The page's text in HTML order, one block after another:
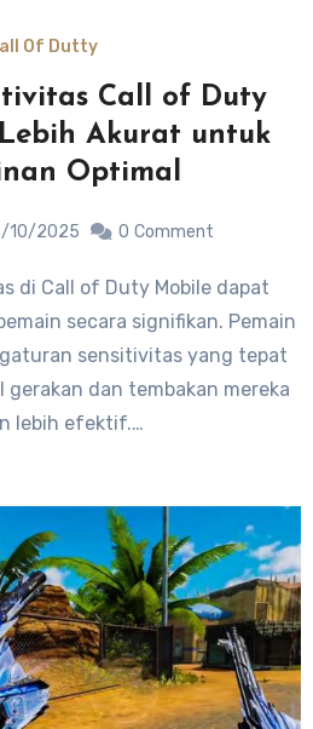
Of Dutty
Call of Duty
Akurat untuk
Optimal
10/2025 0 Comment
secara signifikan. Pemain
sensitivitas yang tepat
dan tembakan mereka
lebih efektif.…